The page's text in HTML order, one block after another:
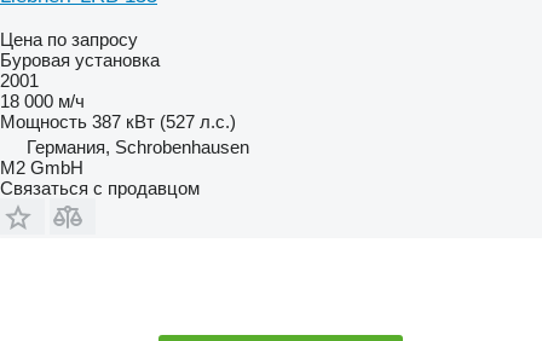
Цена по запросу
Буровая установка
2001
18 000 м/ч
Мощность 387 кВт (527 л.с.)
Германия, Schrobenhausen
M2 GmbH
Связаться с продавцом